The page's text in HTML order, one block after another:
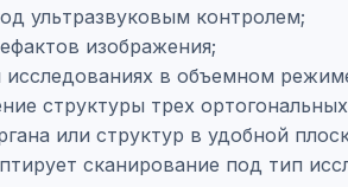
ультразвуковым контролем;
изображения;
исследованиях в объемном
структуры трех
или структур в удобной
сканирование под тип